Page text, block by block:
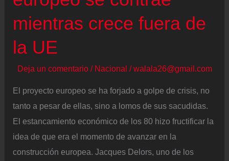
mientras crece fuera de
la UE
Deja un comentario / Nacional /walala26@gmail.com
El proyecto europeo se ha forjado a golpe de crisis, no
tanto a pesar de ellas, sino a lomos de sus sacudidas.
El estancamiento económico de los 80 hizo fructificar la
idea de que era el momento de avanzar en la
construcción europea. Jacques Delors, uno de los